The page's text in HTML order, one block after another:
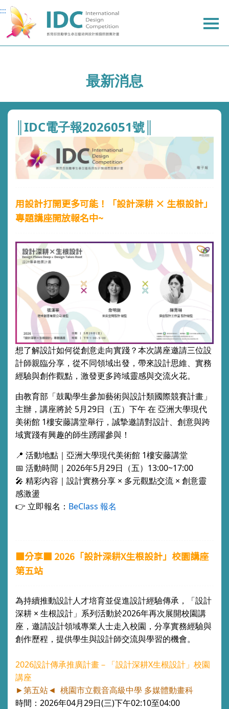
主
要
內
::: 主
要
內
上
方
選
主
要
內
最新消息
║IDC電子報2026051號║
用設計打開更多可能！
「設計深耕 × 生根設計」
專題講座開放報名中~
想了解設計如何從創意走向實踐？本次講座邀請三位設
計師親臨分享，從不同領域出發，帶來設計思維、實務
經驗與創作觀點，激發更多跨域靈感與交流火花。
由教育部「鼓勵學生參加藝術與設計類國際競賽計畫」
主辦，講座將於 5月29日（五）下午 在 亞洲大學現代
美術館 1樓安藤講堂舉行，誠摯邀請對設計、創意與跨
域實踐有興趣的師生踴躍參與！
📍 活動地點｜亞洲大學現代美術館 1樓安藤講堂
📅 活動時間｜2026年5月29日（五）13:00~17:00
🎤 精彩內容｜設計實務分享 × 多元觀點交流 × 創意靈
感激盪
👉 立即報名： BeClass 報名
■分享■ 2026「設計深耕X生根設計」校園講座
第五站
為持續推動設計人才培育並促進設計經驗傳承，「設計
深耕 × 生根設計」系列活動於2026年再次展開校園講
座，邀請設計領域專業人士走入校園，分享實務經驗與
創作歷程，提供學生與設計師交流與學習的機會。
2026設計傳承推廣計畫－「設計深耕X生根設計」校園
講座
►第五站◄ 桃園市立觀音高級中學 多媒體動畫科
時間： 2026年04月29日(三)下午02:10至04:00